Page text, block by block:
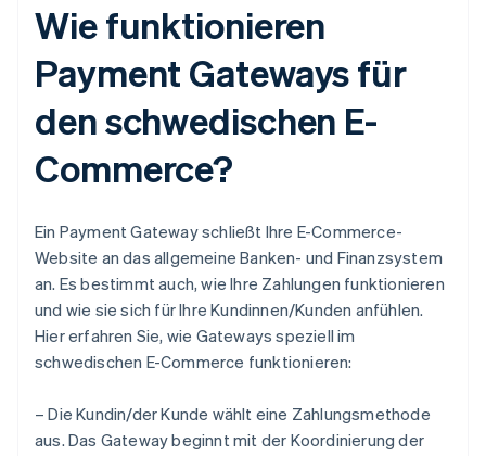
Wie funktionieren
Payment Gateways für
den schwedischen E-
Commerce?
Ein Payment Gateway schließt Ihre E-Commerce-
Website an das allgemeine Banken- und Finanzsystem
an. Es bestimmt auch, wie Ihre Zahlungen funktionieren
und wie sie sich für Ihre Kundinnen/Kunden anfühlen.
Hier erfahren Sie, wie Gateways speziell im
schwedischen E-Commerce funktionieren:
– Die Kundin/der Kunde wählt eine Zahlungsmethode
aus. Das Gateway beginnt mit der Koordinierung der